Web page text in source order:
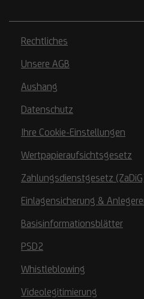
Rechtliches
Unsere AGB
Aushang
Datenschutz
Ihre Cookie-Einstellungen
Wertpapieraufsichtsgesetz
Zahlungsdienstgesetz
Einlagensicherung &
Basisinformationsblätter
PSD2
Whistleblowing
Videolegitimierung